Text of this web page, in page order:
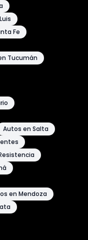
Fe
Tucumán
Autos en Salta
en Mendoza